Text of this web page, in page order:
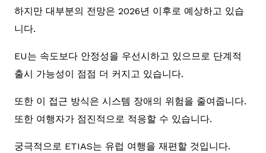
하지만 대부분의 전망은 2026년 이후로 예상하고 있습
니다.
EU는 속도보다 안정성을 우선시하고 있으므로 단계적
출시 가능성이 점점 더 커지고 있습니다.
또한 이 접근 방식은 시스템 장애의 위험을 줄여줍니다.
또한 여행자가 점진적으로 적응할 수 있습니다.
궁극적으로 ETIAS는 유럽 여행을 재편할 것입니다.